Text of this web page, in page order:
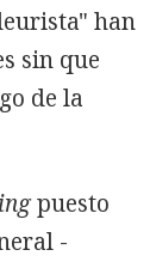
han
sin que
de la
puesto
-